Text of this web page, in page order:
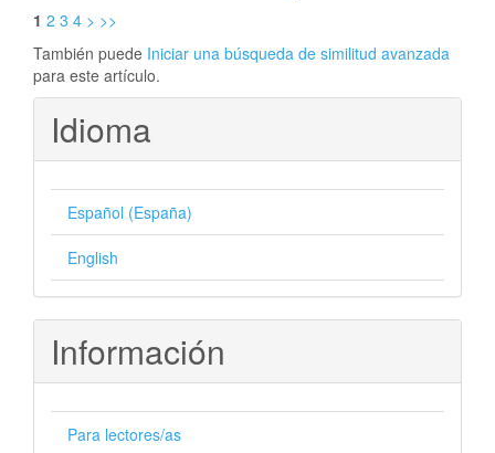
1 2 3 4 > >>
También puede Iniciar una búsqueda de similitud avanzada
para este artículo.
Idioma
Español (España)
English
Información
Para lectores/as